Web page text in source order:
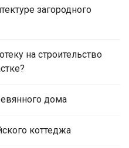
загородного
на строительство
дома
коттеджа